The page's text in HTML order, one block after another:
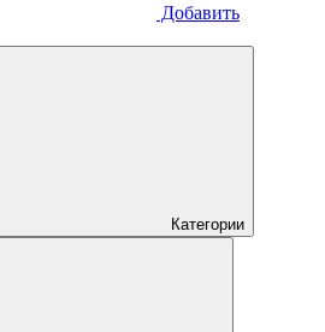
Добавить
Категории